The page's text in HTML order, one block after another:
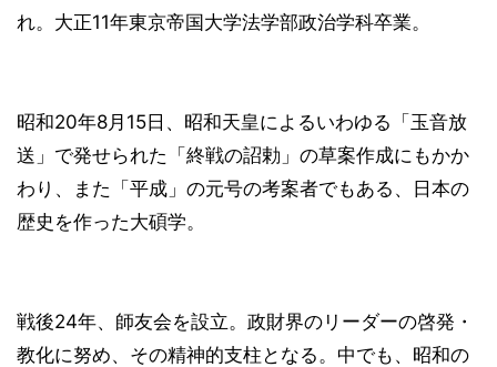
れ。大正11年東京帝国大学法学部政治学科卒業。
昭和20年8月15日、昭和天皇によるいわゆる「玉音放
送」で発せられた「終戦の詔勅」の草案作成にもかか
わり、また「平成」の元号の考案者でもある、日本の
歴史を作った大碩学。
戦後24年、師友会を設立。政財界のリーダーの啓発・
教化に努め、その精神的支柱となる。中でも、昭和の